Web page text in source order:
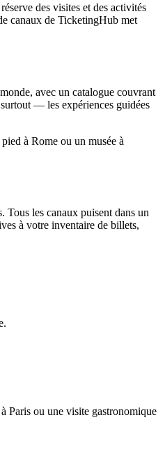
des visites et des activités
canaux de TicketingHub met
avec un catalogue couvrant
— les expériences guidées
à Rome ou un musée à
les canaux puisent dans un
à votre inventaire de billets,
Paris ou une visite gastronomique